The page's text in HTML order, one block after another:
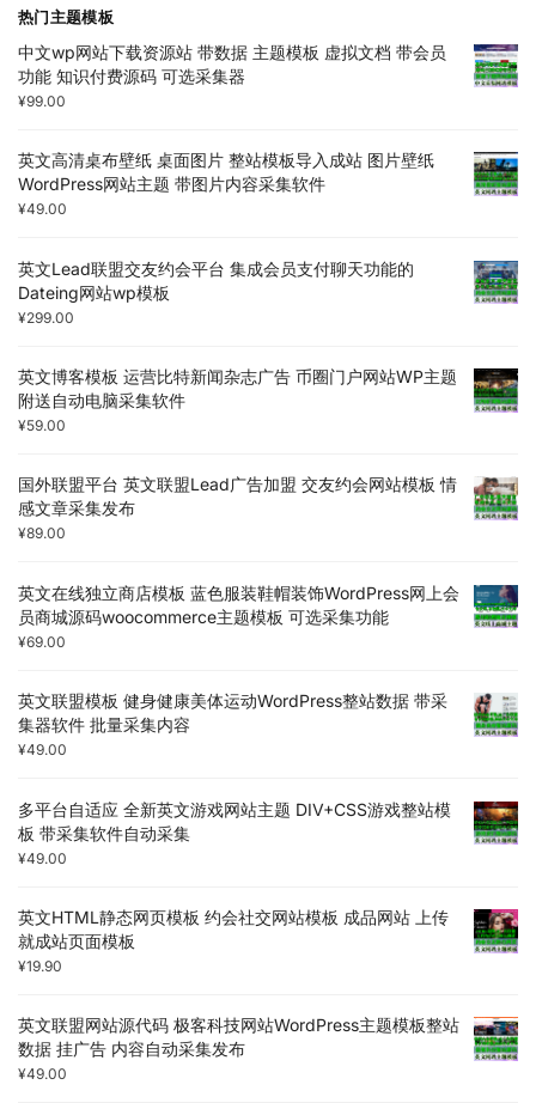
热门主题模板
中文wp网站下载资源站 带数据 主题模板 虚拟文档 带会员
功能 知识付费源码 可选采集器
¥99.00
英文高清桌布壁纸 桌面图片 整站模板导入成站 图片壁纸
WordPress网站主题 带图片内容采集软件
¥49.00
英文Lead联盟交友约会平台 集成会员支付聊天功能的
Dateing网站wp模板
¥299.00
英文博客模板 运营比特新闻杂志广告 币圈门户网站WP主题
附送自动电脑采集软件
¥59.00
国外联盟平台 英文联盟Lead广告加盟 交友约会网站模板 情
感文章采集发布
¥89.00
英文在线独立商店模板 蓝色服装鞋帽装饰WordPress网上会
员商城源码woocommerce主题模板 可选采集功能
¥69.00
英文联盟模板 健身健康美体运动WordPress整站数据 带采
集器软件 批量采集内容
¥49.00
多平台自适应 全新英文游戏网站主题 DIV+CSS游戏整站模
板 带采集软件自动采集
¥49.00
英文HTML静态网页模板 约会社交网站模板 成品网站 上传
就成站页面模板
¥19.90
英文联盟网站源代码 极客科技网站WordPress主题模板整站
数据 挂广告 内容自动采集发布
¥49.00